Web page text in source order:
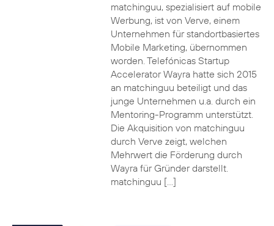
matchinguu, spezialisiert auf mobile
Werbung, ist von Verve, einem
Unternehmen für standortbasiertes
Mobile Marketing, übernommen
worden. Telefónicas Startup
Accelerator Wayra hatte sich 2015
an matchinguu beteiligt und das
junge Unternehmen u.a. durch ein
Mentoring-Programm unterstützt.
Die Akquisition von matchinguu
durch Verve zeigt, welchen
Mehrwert die Förderung durch
Wayra für Gründer darstellt.
matchinguu […]